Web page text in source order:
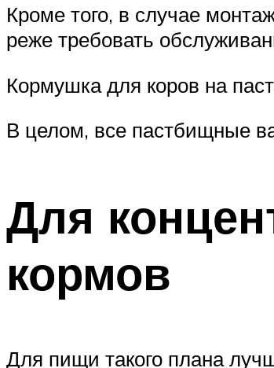
Кроме того, в случае
реже требовать
Кормушка для коров на
В целом, все пастбищные
Для
кормов
Для пищи такого плана